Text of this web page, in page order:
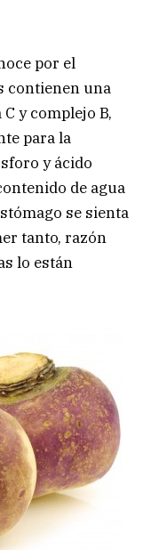
por el
contienen una
y complejo B,
para la
y ácido
de agua
se sienta
tanto, razón
lo están